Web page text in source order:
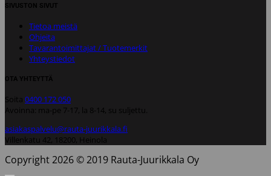
SIVUSTON SIVUT
Tietoa meistä
Ohjeita
Tavarantoimittajat / Tuotemerkit
Yhteystiedot
OTA YHTEYTTÄ
Soita 0400 172 050
Avoinna: ma-pe 7-17, la 8-14, su suljettu.
asiakaspalvelu@rauta-juurikkala.fi
Villenkatu 42, 18200, Heinola
Copyright 2026 © 2019 Rauta-Juurikkala Oy